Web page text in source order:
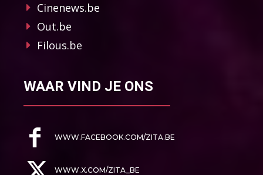
Cinenews.be
Out.be
Filous.be
WAAR VIND JE ONS
WWW.FACEBOOK.COM/ZITA.BE
WWW.X.COM/ZITA_BE